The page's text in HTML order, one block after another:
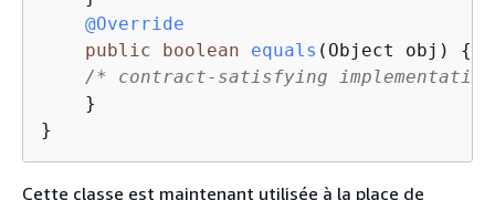
@Override
public
boolean equals (Object obj)
{
/* contract-satisfying
    }
}
Cette classe est maintenant utilisée à la place de